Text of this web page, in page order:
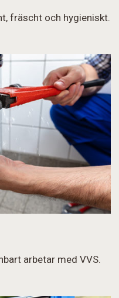
fräscht och hygieniskt.
arbetar med VVS.